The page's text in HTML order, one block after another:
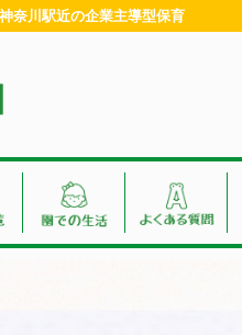
奈川駅近の企業主導型保育